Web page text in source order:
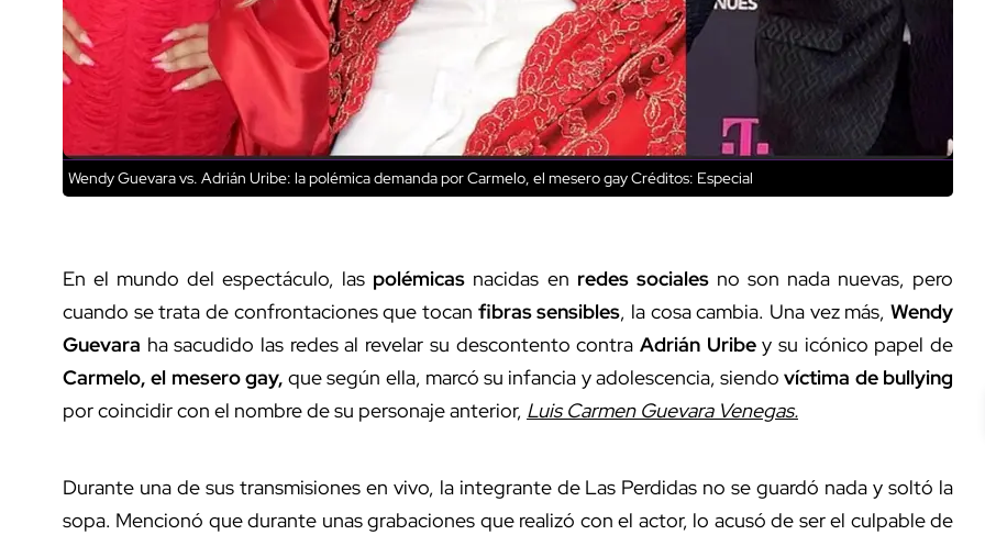
Wendy Guevara vs. Adrián Uribe: la polémica demanda por Carmelo, el mesero gayCréditos: Especial
En el mundo del espectáculo, las polémicas nacidas en redes socialesno son nada nuevas, pero
cuando se trata de confrontaciones que tocan fibras sensibles, la cosa cambia. Una vez más,Wendy
Guevara ha sacudido las redes al revelar su descontento contra Adrián Uribey su icónico papel de
Carmelo, el mesero gay, que según ella, marcó su infancia y adolescencia, siendovíctima de bullying
por coincidir con el nombre de su personaje anterior, Luis Carmen Guevara Venegas.
Durante una de sus transmisiones en vivo, la integrante de Las Perdidas no se guardó nada y soltó la
sopa. Mencionó que durante unas grabaciones que realizó con el actor, lo acusó de ser el culpable de